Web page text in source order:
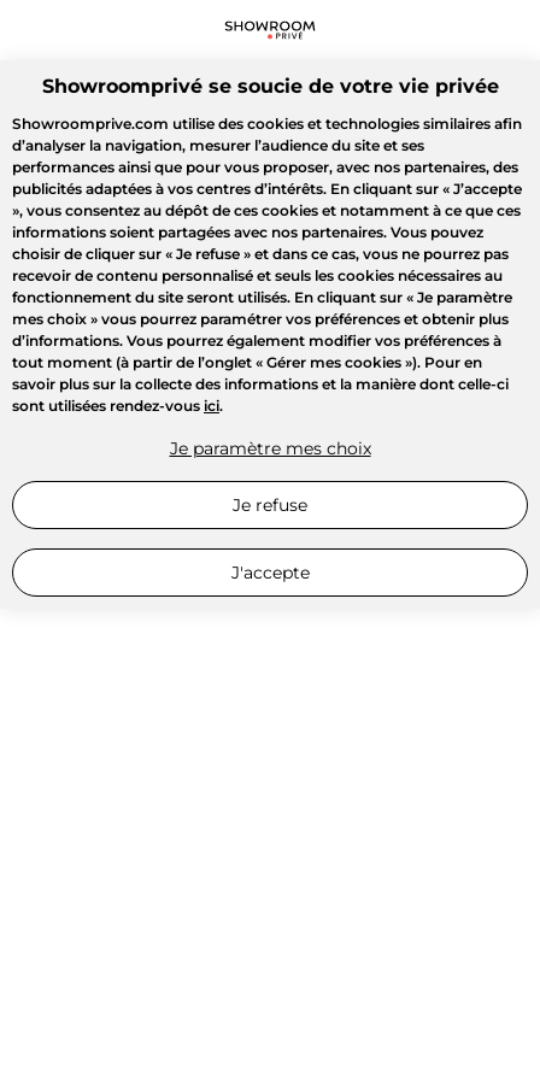
Showroomprivé se soucie de votre vie privée
Showroomprive.com utilise des cookies et technologies similaires afin
d’analyser la navigation, mesurer l’audience du site et ses
performances ainsi que pour vous proposer, avec nos partenaires, des
publicités adaptées à vos centres d’intérêts. En cliquant sur « J’accepte
», vous consentez au dépôt de ces cookies et notamment à ce que ces
informations soient partagées avec nos partenaires. Vous pouvez
choisir de cliquer sur « Je refuse » et dans ce cas, vous ne pourrez pas
recevoir de contenu personnalisé et seuls les cookies nécessaires au
fonctionnement du site seront utilisés. En cliquant sur « Je paramètre
mes choix » vous pourrez paramétrer vos préférences et obtenir plus
d’informations. Vous pourrez également modifier vos préférences à
tout moment (à partir de l’onglet « Gérer mes cookies »). Pour en
savoir plus sur la collecte des informations et la manière dont celle-ci
sont utilisées rendez-vous ici.
Je paramètre mes choix
Je refuse
J'accepte